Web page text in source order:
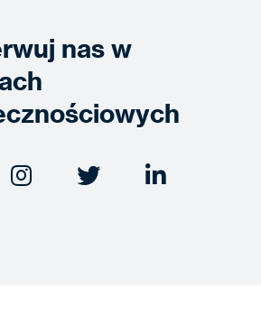
nas w
  